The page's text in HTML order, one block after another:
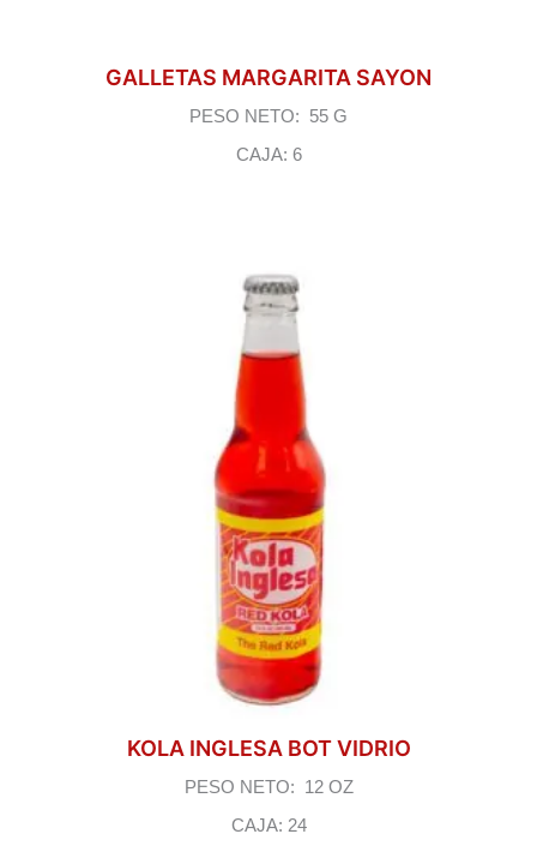
GALLETAS MARGARITA SAYON
PESO NETO: 55 G
CAJA: 6
KOLA INGLESA BOT VIDRIO
PESO NETO: 12 OZ
CAJA: 24